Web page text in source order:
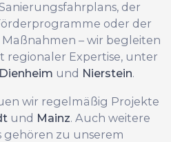
der
oder der
– wir begleiten
regionaler Expertise, unter
Dienheim und Nierstein.
wir regelmäßig Projekte
und Mainz. Auch weitere
gehören zu unserem